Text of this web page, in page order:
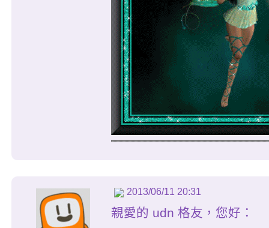
2013/06/11 20:31
親愛的 udn 格友，您好：